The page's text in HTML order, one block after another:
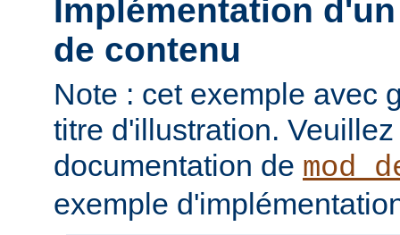
Implémentation
de contenu
Note : cet exemple avec
titre d'illustration.
documentation de
exemple